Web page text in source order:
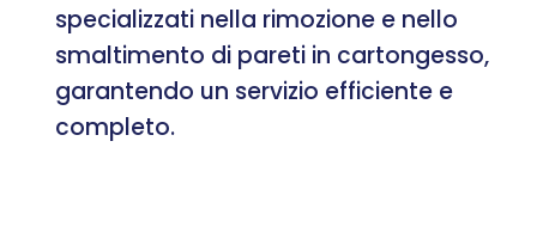
specializzati nella rimozione e nello
smaltimento di pareti in cartongesso,
garantendo un servizio efficiente e
completo.